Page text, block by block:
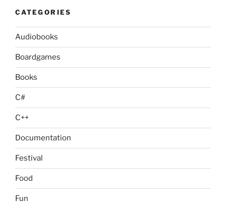
CATEGORIES
Audiobooks
Boardgames
Books
C#
C++
Documentation
Festival
Food
Fun